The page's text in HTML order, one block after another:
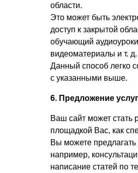
области.
Это может быть
доступ к закрытой
обучающий
видеоматериалы и т. д.
Данный способ легко
с указанными выше.
6. Предложение
Ваш сайт может стать
площадкой Вас, как
Вы можете предлагать
например,
написание статей по